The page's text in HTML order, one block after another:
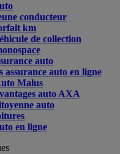
conducteur
km
de collection
auto
assurance auto en ligne
Malus
auto AXA
auto
en ligne